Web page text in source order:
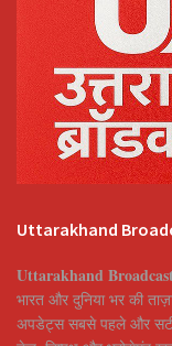
Uttarakhand
Uttarakhand
भारत और दुनिया भर की
अपडेट्स सबसे पहले और